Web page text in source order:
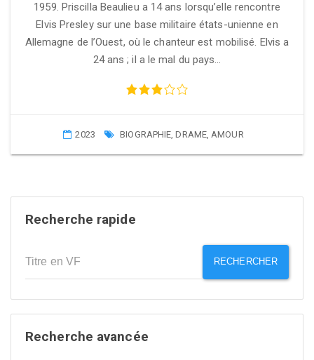
1959. Priscilla Beaulieu a 14 ans lorsqu’elle rencontre
Elvis Presley sur une base militaire états-unienne en
Allemagne de l’Ouest, où le chanteur est mobilisé. Elvis a
24 ans ; il a le mal du pays…
2023 BIOGRAPHIE,DRAME,AMOUR
Recherche rapide
RECHERCHER
Recherche avancée